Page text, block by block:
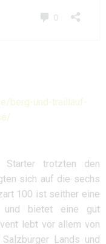
berg-und-traillauf-
Starter trotzten den
sich auf die sechs
100 ist seither eine
und bietet eine gut
lebt vor allem von
Lands und